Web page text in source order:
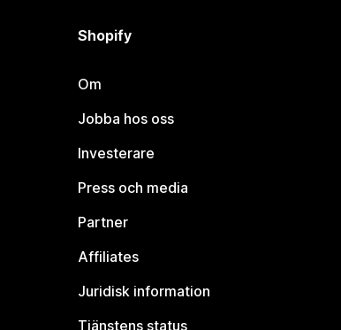
Shopify
Om
Jobba hos oss
Investerare
Press och media
Partner
Affiliates
Juridisk information
Tjänstens status